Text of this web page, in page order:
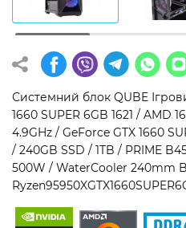
Операційна система
Windows 11 Home
Windows 11 Pro
Без ОС
Додатково
RGB-підсвічування
Розблокований
Системний блок QUBE
1660 SUPER 6GB 1621 / AMD
4.9GHz / GeForce GTX 1660
/ 240GB SSD / 1TB / PRIME
500W / WaterCooler 240mm